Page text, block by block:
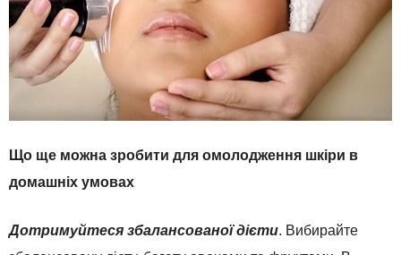
Що ще можна зробити для омолодження шкіри в
домашніх умовах
Дотримуйтеся збалансованої дієти. Вибирайте